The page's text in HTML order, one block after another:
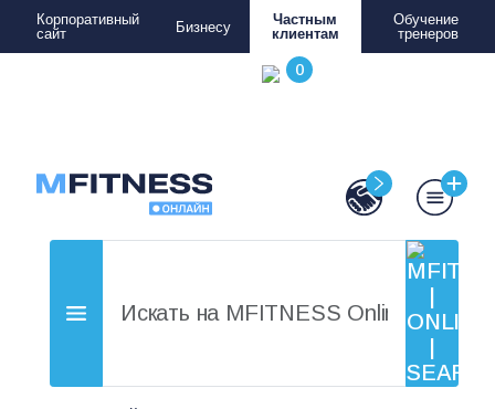
Корпоративный
сайт
Бизнесу
Частным
клиентам
Обучение
тренеров